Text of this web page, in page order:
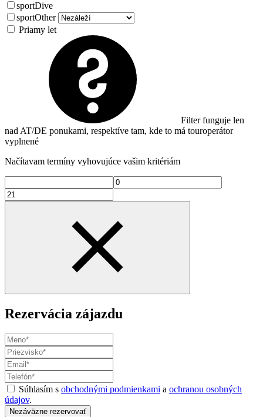
sportDive
sportOther
Priamy let
Filter funguje len
nad AT/DE ponukami, respektíve tam, kde to má touroperátor
vyplnené
Načítavam termíny vyhovujúce vašim kritériám
Rezervácia zájazdu
Súhlasím s obchodnými podmienkami a ochranou osobných
údajov.
Nezáväzne rezervovať